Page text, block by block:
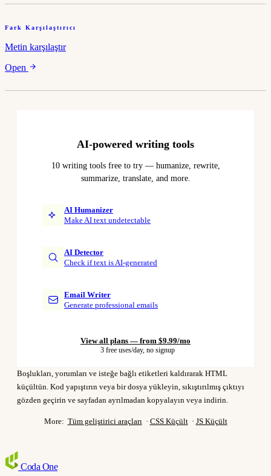
Fark Karşılaştırıcı
Metin karşılaştır
Open
AI-powered writing tools
10 writing tools free to try — humanize, rewrite,
summarize, translate, and more.
AI Humanizer
Make AI text undetectable
AI Detector
Check if text is AI-generated
Email Writer
Generate professional emails
View all plans — from $9.99/mo
3 free uses/day, no signup
Boşlukları, yorumları ve isteğe bağlı etiketleri kaldırarak HTML
küçültün. Kod yapıştırın veya bir dosya yükleyin, sıkıştırılmış çıktıyı
gözden geçirin ve sayfadan ayrılmadan kopyalayın veya indirin.
More: Tüm geliştirici araçları· CSS Küçült· JS Küçült
Coda One